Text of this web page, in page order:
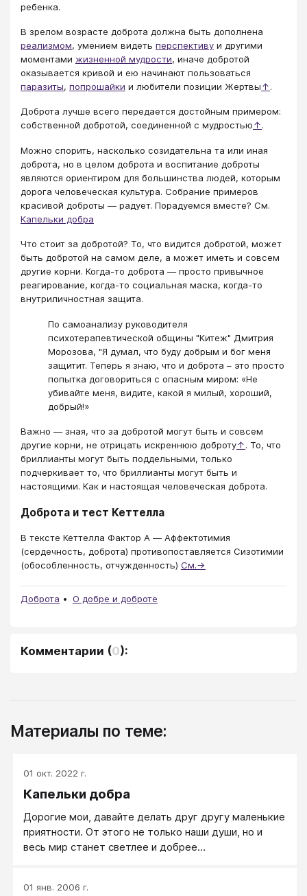
ребенка.
В зрелом возрасте доброта должна быть дополнена
реализмом, умением видеть перспективу и другими
моментами жизненной мудрости, иначе добротой
оказывается кривой и ею начинают пользоваться
паразиты, попрошайки и любители позиции Жертвы↑.
Доброта лучше всего передается достойным примером:
собственной добротой, соединенной с мудростью↑.
Можно спорить, насколько созидательна та или иная
доброта, но в целом доброта и воспитание доброты
являются ориентиром для большинства людей, которым
дорога человеческая культура. Собрание примеров
красивой доброты ― радует. Порадуемся вместе? См.
Капельки добра
Что стоит за добротой? То, что видится добротой, может
быть добротой на самом деле, а может иметь и совсем
другие корни. Когда-то доброта ― просто привычное
реагирование, когда-то социальная маска, когда-то
внутриличностная защита.
По самоанализу руководителя
психотерапевтической общины "Китеж" Дмитрия
Морозова, "Я думал, что буду добрым и бог меня
защитит. Теперь я знаю, что и доброта – это просто
попытка договориться с опасным миром: «Не
убивайте меня, видите, какой я милый, хороший,
добрый!»
Важно ― зная, что за добротой могут быть и совсем
другие корни, не отрицать искреннюю доброту↑. То, что
бриллианты могут быть поддельными, только
подчеркивает то, что бриллианты могут быть и
настоящими. Как и настоящая человеческая доброта.
Доброта и тест Кеттелла
В тексте Кеттелла Фактор А ― Аффектотимия
(сердечность, доброта) противопоставляется Сизотимии
(обособленность, отчужденность) См.→
Доброта О добре и доброте
Комментарии (0):
Материалы по теме:
01 окт. 2022 г.
Капельки добра
Дорогие мои, давайте делать друг другу маленькие
приятности. От этого не только наши души, но и
весь мир станет светлее и добрее…
01 янв. 2006 г.